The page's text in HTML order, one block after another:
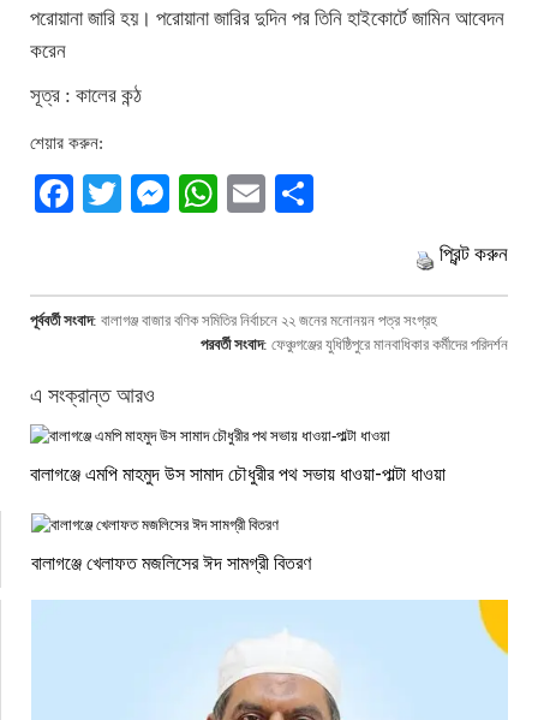
পরোয়ানা জারি হয়। পরোয়ানা জারির দুদিন পর তিনি হাইকোর্টে জামিন আবেদন
করেন
সূত্র : কালের কন্ঠ
শেয়ার করুন:
Facebook
TwitterMessenger
WhatsApp
Email
প্রিন্ট করুন
পূর্ববর্তী সংবাদ: বালাগঞ্জ বাজার বণিক সমিতির নির্বাচনে ২২ জনের মনোনয়ন পত্র সংগ্রহ
পরবর্তী সংবাদ: ফেঞ্চুগঞ্জের যুধিষ্ঠিপুরে মানবাধিকার কর্মীদের পরিদর্শন
এ সংক্রান্ত আরও
বালাগঞ্জে এমপি মাহমুদ উস সামাদ চৌধুরীর পথ সভায় ধাওয়া-পাল্টা ধাওয়া
বালাগঞ্জে খেলাফত মজলিসের ঈদ সামগ্রী বিতরণ